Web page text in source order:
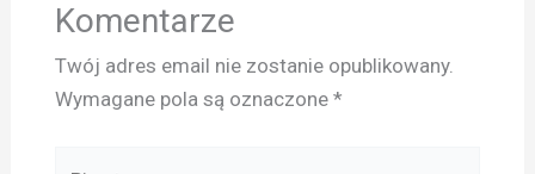
Komentarze
Twój adres email nie zostanie opublikowany.
Wymagane pola są oznaczone *